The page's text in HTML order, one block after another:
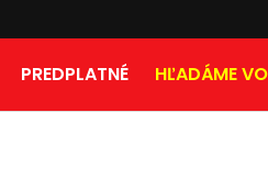
PREDPLATNÉ HĽADÁME